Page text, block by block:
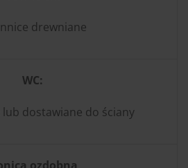
drewniane
WC:
dostawiane do ściany